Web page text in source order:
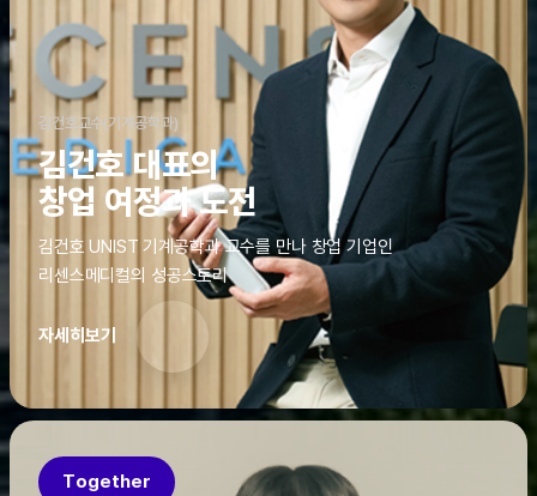
김건호교수(기계공학과)
김건호 대표의
창업 여정과 도전
김건호 UNIST 기계공학과 교수를 만나 창업 기업인
리센스메디컬의 성공스토리
자세히보기
Together